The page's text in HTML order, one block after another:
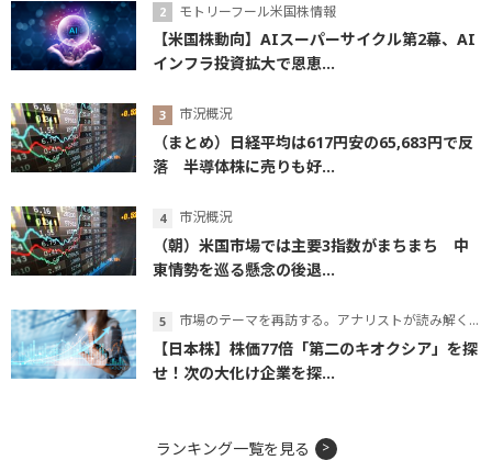
モトリーフール米国株情報
【米国株動向】AIスーパーサイクル第2幕、AI
インフラ投資拡大で恩恵...
市況概況
（まとめ）日経平均は617円安の65,683円で反
落 半導体株に売りも好...
市況概況
（朝）米国市場では主要3指数がまちまち 中
東情勢を巡る懸念の後退...
市場のテーマを再訪する。アナリストが読み解くテーマの本質
【日本株】株価77倍「第二のキオクシア」を探
せ！次の大化け企業を探...
ランキング一覧を見る